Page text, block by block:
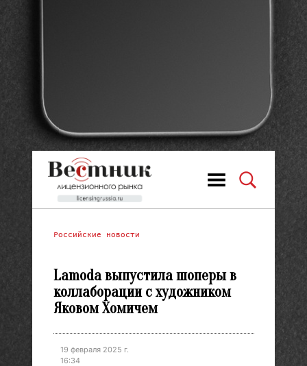
Российские новости
Lamoda выпустила шоперы в
коллаборации с художником
Яковом Хомичем
19 февраля 2025 г.
16:34